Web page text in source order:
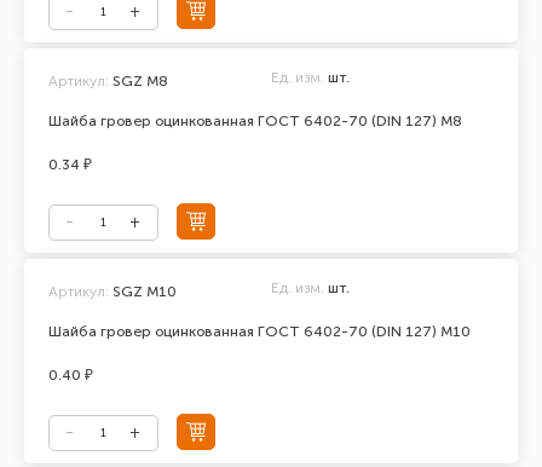
Шайба гровер оцинкованная ГОСТ 6402-70 (DIN 127) М8
Артикул: SGZ M8 Ед. изм. шт.
0.34 ₽
Шайба гровер оцинкованная ГОСТ 6402-70 (DIN 127) М10
Артикул: SGZ М10 Ед. изм. шт.
0.40 ₽